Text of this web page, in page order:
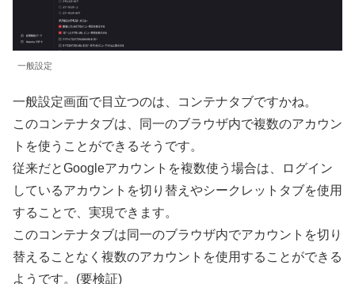
一般設定
一般設定画面で目立つのは、コンテナタブですかね。
このコンテナタブは、同一のブラウザ内で複数のアカウン
トを使うことができるそうです。
従来だとGoogleアカウントを複数使う場合は、ログイン
しているアカウントを切り替えやシークレットタブを使用
することで、実現できます。
このコンテナタブは同一のブラウザ内でアカウントを切り
替えることなく複数のアカウントを使用することができる
ようです。(要検証)